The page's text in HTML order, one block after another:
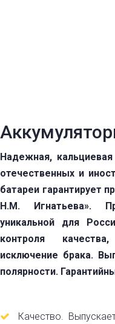
Надежная,
отечественных и
батареи гарантирует
Н.М. Игнатьева».
уникальной для
контроля
исключение брака.
полярности.
Качество.